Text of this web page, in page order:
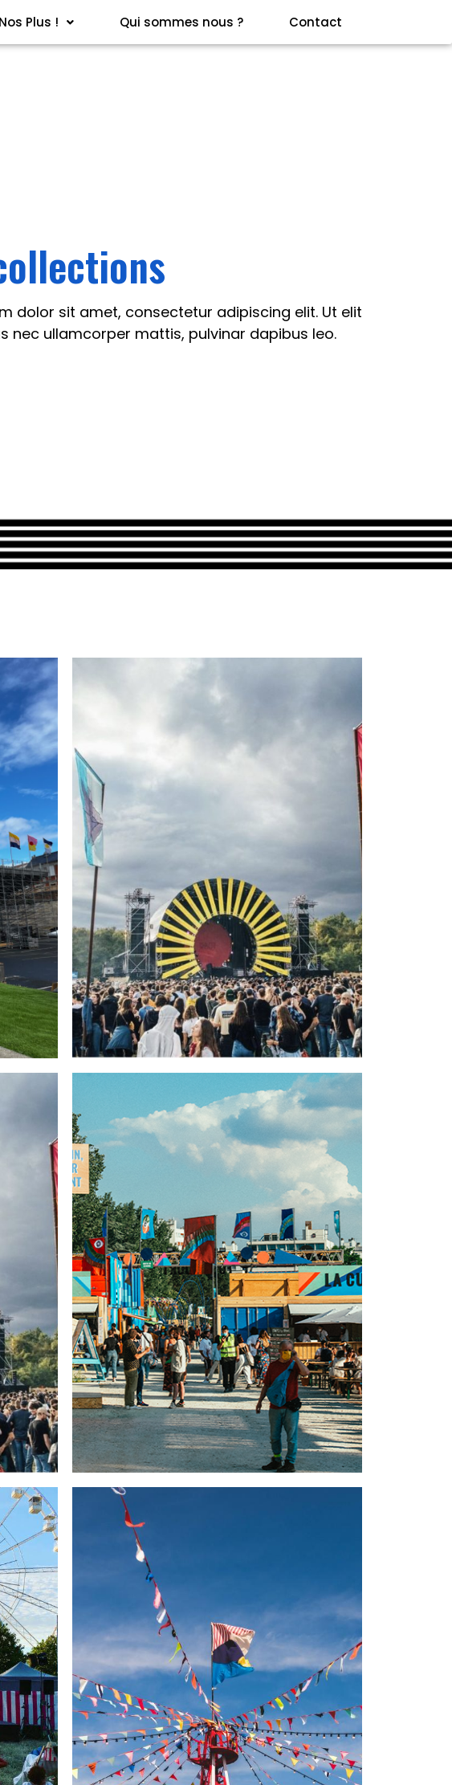
Nos Plus ! Qui sommes nous ? Contact
dolor sit amet, consectetur adipiscing elit. Ut elit
nec ullamcorper mattis, pulvinar dapibus leo.